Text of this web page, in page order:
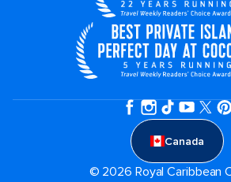
Canada
© 2026 Royal Caribbean